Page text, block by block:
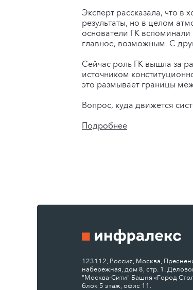
Эксперт рассказала, что в
результаты, но в целом
основатели ГК
главное, возможным. С
Сейчас роль ГК вышла за
источником
это размывает границы
Вопрос, куда движется
Подробнее
123112, Россия, Москва,
набережная, дом 8, стр. 1.
"Москва-Сити" Башня «Город
блок 5 этаж, офис 11.